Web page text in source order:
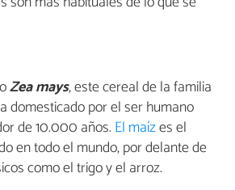
Zea mays, este cereal de la familia
domesticado por el ser humano
de 10.000 años. El maízes el
en todo el mundo, por delante de
como el trigo y el arroz.